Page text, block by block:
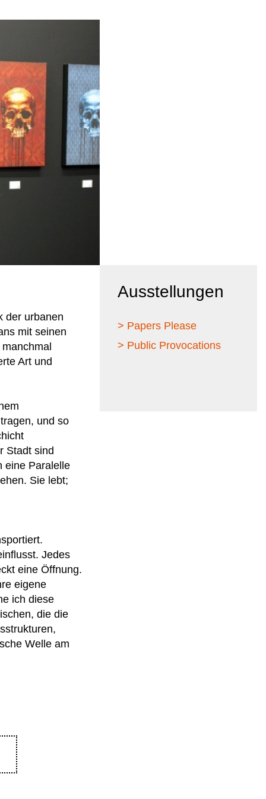
der urbanen
mit seinen
Art und
und so
Stadt sind
eine Paralelle
Sie lebt;
Jedes
eine Öffnung.
eigene
ich diese
die die
Welle am
Ausstellungen
> Papers Please
> Public Provocations